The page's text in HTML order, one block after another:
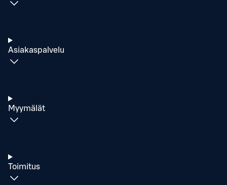
Asiakaspalvelu
Myymälät
Toimitus